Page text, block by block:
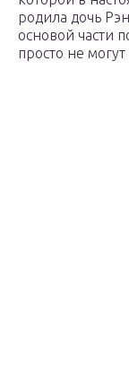
родила дочь
основой части
просто не